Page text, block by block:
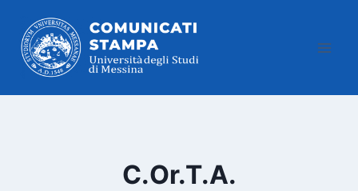
contenuto
C.Or.T.A.